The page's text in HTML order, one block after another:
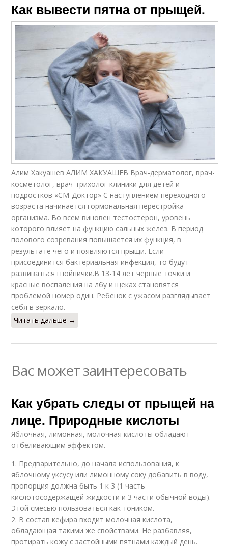
Как вывести пятна от прыщей.
Алим Хакуашев АЛИМ ХАКУАШЕВ Врач-дерматолог, врач-
косметолог, врач-трихолог клиники для детей и
подростков «СМ-Доктор» С наступлением переходного
возраста начинается гормональная перестройка
организма. Во всем виновен тестостерон, уровень
которого влияет на функцию сальных желез. В период
полового созревания повышается их функция, в
результате чего и появляются прыщи. Если
присоединится бактериальная инфекция, то будут
развиваться гнойнички.В 13-14 лет черные точки и
красные воспаления на лбу и щеках становятся
проблемой номер один. Ребенок с ужасом разглядывает
себя в зеркало.
Читать дальше →
Вас может заинтересовать
Как убрать следы от прыщей на
лице. Природные кислоты
Яблочная, лимонная, молочная кислоты обладают
отбеливающим эффектом.
1. Предварительно, до начала использования, к
яблочному уксусу или лимонному соку добавить в воду,
пропорция должна быть 1 к 3 (1 часть
кислотосодержащей жидкости и 3 части обычной воды).
Этой смесью пользоваться как тоником.
2. В состав кефира входит молочная кислота,
обладающая такими же свойствами. Не разбавляя,
протирать кожу с застойными пятнами каждый день.